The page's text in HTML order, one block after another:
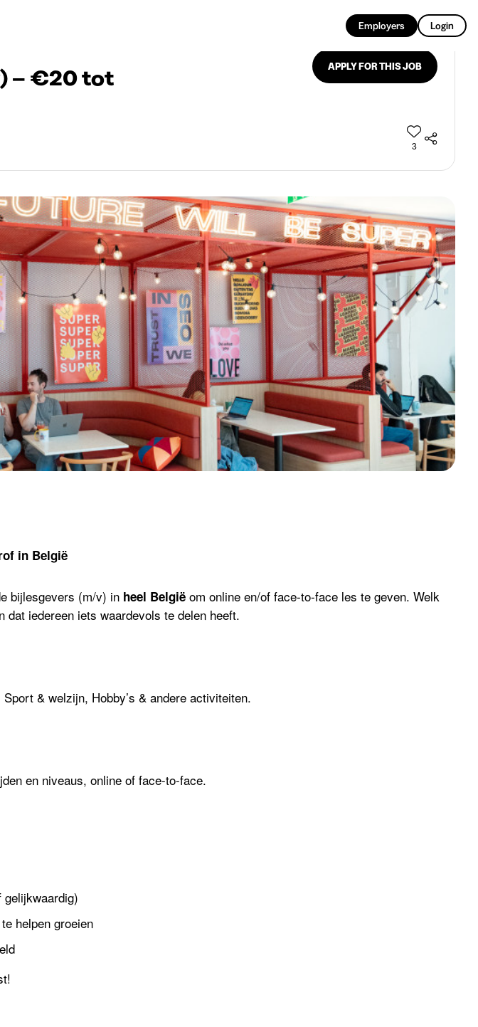
Employers Login
– €20 tot
APPLY FOR THIS JOB
3
in België
bijlesgevers (m/v) in heel België om online en/of face-to-face les te geven. Welk
iedereen iets waardevols te delen heeft.
& welzijn, Hobby’s & andere activiteiten.
en niveaus, online of face-to-face.
helpen groeien